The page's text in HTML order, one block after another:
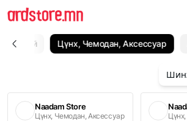
Эмэгтэй Цүнх, Чемодан, Аксессуар
Naadam Store
Цүнх, Чемодан, Аксессуар